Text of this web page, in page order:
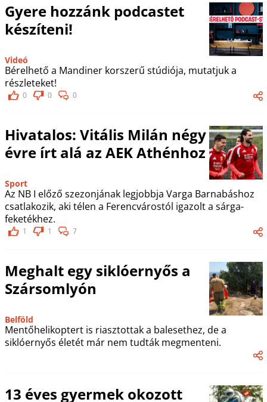
Gyere hozzánk podcastet
készíteni!
Videó
Bérelhető a Mandiner korszerű stúdiója, mutatjuk a
részleteket!
0 0 0
Hivatalos: Vitális Milán négy
évre írt alá az AEK Athénhoz
Sport
Az NB I előző szezonjának legjobbja Varga Barnabáshoz
csatlakozik, aki télen a Ferencvárostól igazolt a sárga-
feketékhez.
1 1 7
Meghalt egy siklóernyős a
Szársomlyón
Belföld
Mentőhelikoptert is riasztottak a balesethez, de a
siklóernyős életét már nem tudták megmenteni.
13 éves gyermek okozott